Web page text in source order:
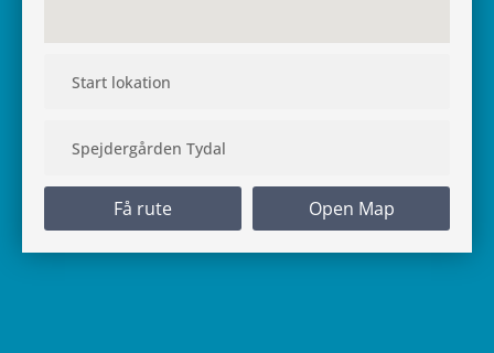
Få rute Open Map